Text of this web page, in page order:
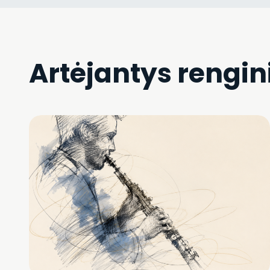
Artėjantys